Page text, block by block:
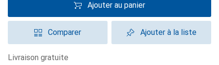
Ajouter au panier
Comparer Ajouter à la liste
livraison gratuite